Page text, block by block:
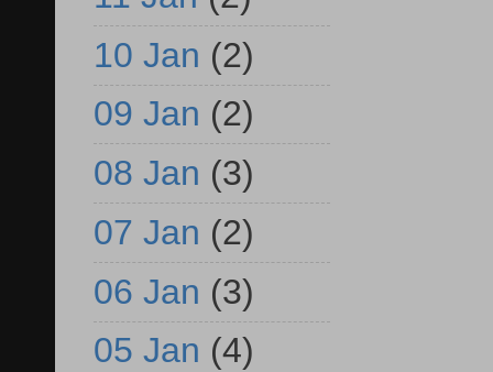
10 Jan (2)
09 Jan (2)
08 Jan (3)
07 Jan (2)
06 Jan (3)
05 Jan (4)